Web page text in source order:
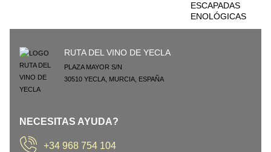
ESCAPADAS
ENOLÓGICAS
RUTA DEL VINO DE YECLA
PLAZA MAYOR S/N
30510 YECLA MURCIA ESPAÑA
NECESITAS AYUDA?
+34 968 754 104